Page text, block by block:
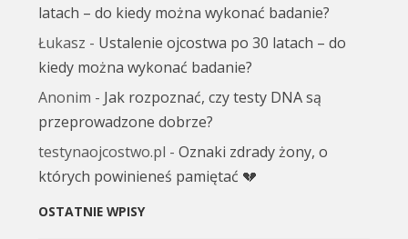
latach – do kiedy można wykonać badanie?
Łukasz - Ustalenie ojcostwa po 30 latach – do
kiedy można wykonać badanie?
Anonim - Jak rozpoznać, czy testy DNA są
przeprowadzone dobrze?
testynaojcostwo.pl -Oznaki zdrady żony, o
których powinieneś pamiętać 💔
OSTATNIE WPISY